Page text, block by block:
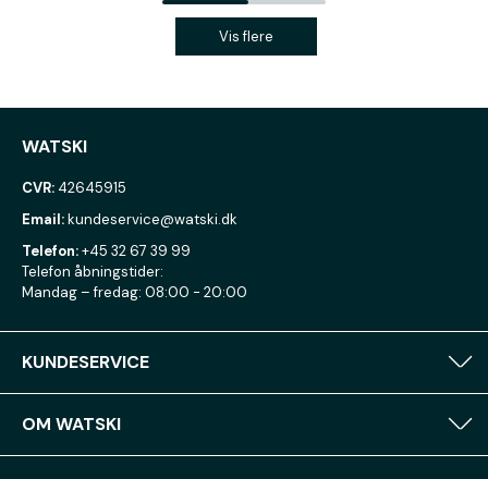
Vis flere
WATSKI
CVR: 42645915
Email:kundeservice@watski.dk
Telefon:+45 32 67 39 99
Telefon åbningstider:
Mandag – fredag: 08:00 - 20:00
KUNDESERVICE
OM WATSKI